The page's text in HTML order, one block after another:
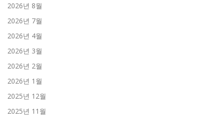
2026년 8월
2026년 7월
2026년 4월
2026년 3월
2026년 2월
2026년 1월
2025년 12월
2025년 11월